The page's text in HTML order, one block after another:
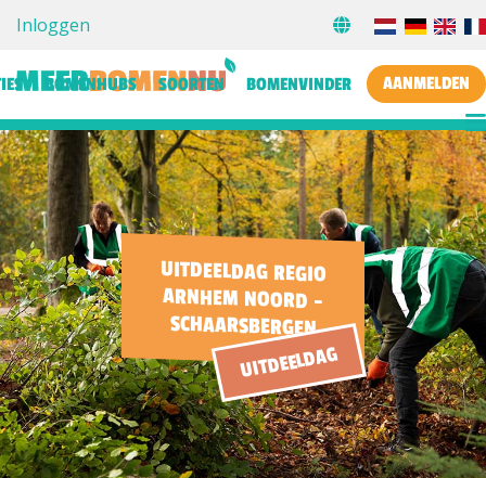
Inloggen
BOMENHUBS SOORTEN BOMENVINDER AANMELDEN
UITDEELDAG REGIO
ARNHEM NOORD -
SCHAARSBERGEN
UITDEELDAG